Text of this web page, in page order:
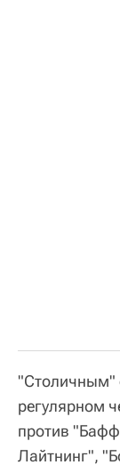
"Столичным"
регулярном
против
Лайтнинг",